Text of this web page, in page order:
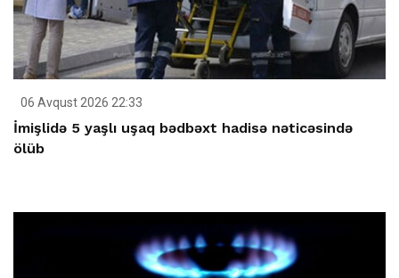
06 Avqust 2026 22:33
İmişlidə 5 yaşlı uşaq bədbəxt hadisə nəticəsində
ölüb